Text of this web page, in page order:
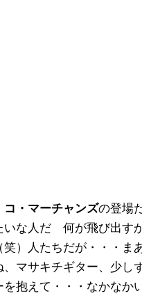
コ・マーチャンズの登場
いな人だ 何が飛び出す
笑）人たちだが・・・ま
マサキチギター、少し
を抱えて・・・なかな